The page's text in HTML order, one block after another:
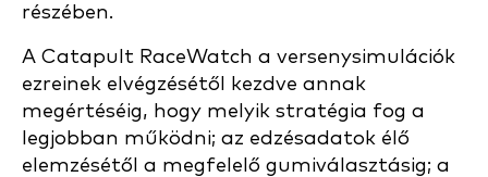
részében.
A Catapult RaceWatch a versenysimulációk
ezreinek elvégzésétől kezdve annak
megértéséig, hogy melyik stratégia fog a
legjobban működni; az edzésadatok élő
elemzésétől a megfelelő gumiválasztásig; a